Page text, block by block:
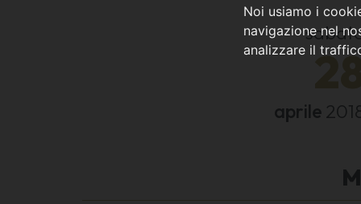
Noi usiamo i
navigazione nel
analizzare il
aprile